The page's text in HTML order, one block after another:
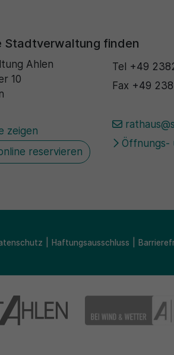
Stadtverwaltung finden
Ahlen
10
zeigen
reservieren
Tel +49
Fax +49
Öffnungs-
Haftungsausschluss